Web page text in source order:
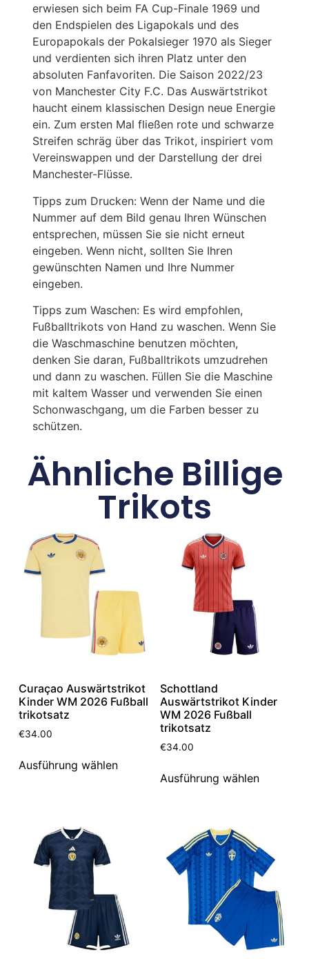
erwiesen sich beim FA Cup-Finale 1969 und
den Endspielen des Ligapokals und des
Europapokals der Pokalsieger 1970 als Sieger
und verdienten sich ihren Platz unter den
absoluten Fanfavoriten. Die Saison 2022/23
von Manchester City F.C. Das Auswärtstrikot
haucht einem klassischen Design neue Energie
ein. Zum ersten Mal fließen rote und schwarze
Streifen schräg über das Trikot, inspiriert vom
Vereinswappen und der Darstellung der drei
Manchester-Flüsse.
Tipps zum Drucken: Wenn der Name und die
Nummer auf dem Bild genau Ihren Wünschen
entsprechen, müssen Sie sie nicht erneut
eingeben. Wenn nicht, sollten Sie Ihren
gewünschten Namen und Ihre Nummer
eingeben.
Tipps zum Waschen: Es wird empfohlen,
Fußballtrikots von Hand zu waschen. Wenn Sie
die Waschmaschine benutzen möchten,
denken Sie daran, Fußballtrikots umzudrehen
und dann zu waschen. Füllen Sie die Maschine
mit kaltem Wasser und verwenden Sie einen
Schonwaschgang, um die Farben besser zu
schützen.
Ähnliche Billige
Trikots
Curaçao Auswärtstrikot
Kinder WM 2026 Fußball
trikotsatz
€34.00
Ausführung wählen
Schottland
Auswärtstrikot Kinder
WM 2026 Fußball
trikotsatz
€34.00
Ausführung wählen